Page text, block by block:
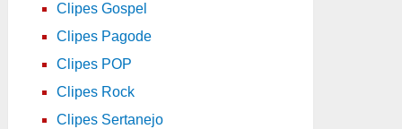
Clipes Gospel
Clipes Pagode
Clipes POP
Clipes Rock
Clipes Sertanejo